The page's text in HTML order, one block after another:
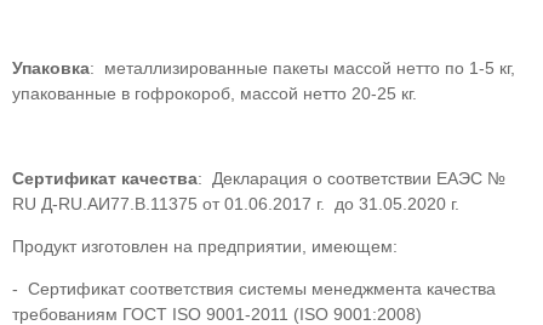
Упаковка: металлизированные пакеты массой нетто по 1-5 кг,
упакованные в гофрокороб, массой нетто 20-25 кг.
Сертификат качества: Декларация о соответствии EAЭС №
RU Д-RU.АИ77.В.11375 от 01.06.2017 г. до 31.05.2020 г.
Продукт изготовлен на предприятии, имеющем:
- Сертификат соответствия системы менеджмента качества
требованиям ГОСТ ISO 9001-2011 (ISO 9001:2008)